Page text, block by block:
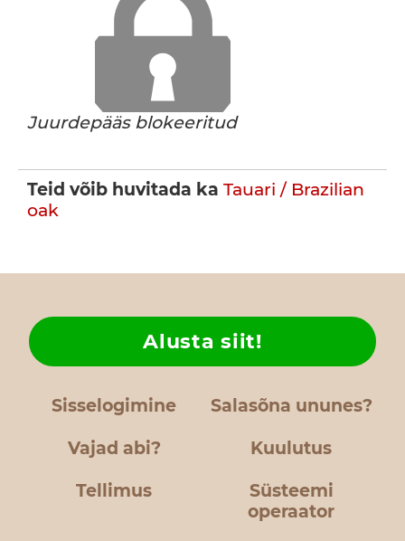
Juurdepääs blokeeritud
Teid võib huvitada ka Tauari / Brazilian
oak
Sisselogimine Salasõna ununes?
Vajad abi?
Alusta siit!
Kuulutus
Tellimus
Süsteemi
operaator